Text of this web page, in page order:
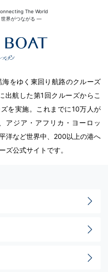
The World
界がつながる ―
海をゆく東回り航路のクルーズ
航した第1回クルーズからこ
を実施。これまでに10万人が
アジア・アフリカ・ヨーロッ
洋など世界中、200以上の港へ
ズ公式サイトです。